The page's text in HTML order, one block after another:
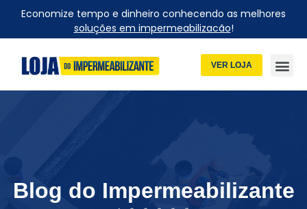
Economize tempo e dinheiro conhecendo as melhores
soluções em impermeabilizacão!
VER LOJA
Blog do Impermeabilizante